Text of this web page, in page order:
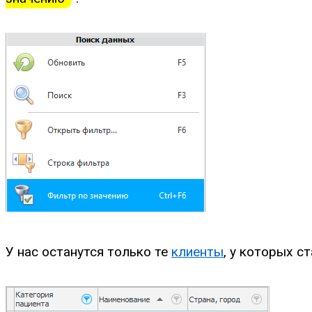
У нас останутся только те клиенты, у которых